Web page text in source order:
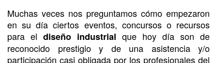
Muchas veces nos preguntamos cómo empezaron
en su día ciertos eventos, concursos o recursos
para el diseño industrial que hoy día son de
reconocido prestigio y de una asistencia y/o
participación casi obligada por los profesionales del